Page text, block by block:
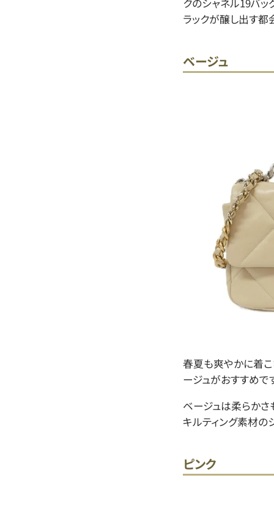
クのシャネル19バッ
ラックが醸し出す都
ベージュ
春夏も爽やかに着
ージュがおすすめで
ベージュは柔らかさ
キルティング素材の
ピンク